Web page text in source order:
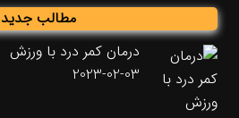
مطالب جدید
درمان کمر درد با ورزش
2023-02-03